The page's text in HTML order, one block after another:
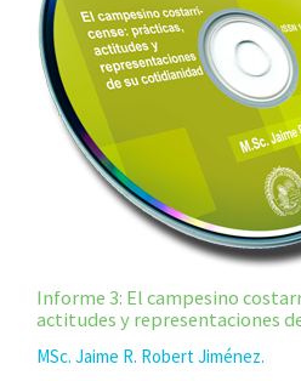
Informe 3: El campesino
actitudes y representaciones
MSc. Jaime R. Robert Jiménez.